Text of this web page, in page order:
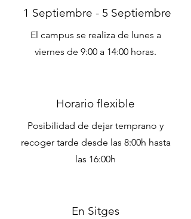
1 Septiembre - 5 Septiembre
El campus se realiza de lunes a
viernes de 9:00 a 14:00 horas.
Horario flexible
Posibilidad de dejar temprano y
recoger tarde desde las 8:00h hasta
las 16:00h
En Sitges